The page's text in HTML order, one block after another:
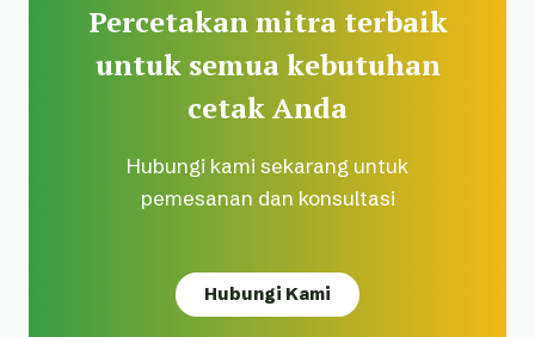
Percetakan mitra terbaik
untuk semua kebutuhan
cetak Anda
Hubungi kami sekarang untuk
pemesanan dan konsultasi
Hubungi Kami